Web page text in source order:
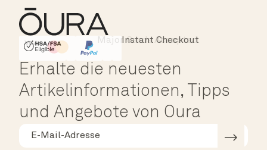
HSA/FSA Eligible
Affirm
Instant Checkout
Major Cards Accepted
Erhalte die neuesten
Artikelinformationen, Tipps
und Angebote von Oura